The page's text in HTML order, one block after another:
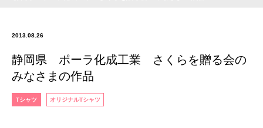
2013.08.26
静岡県 ポーラ化成工業 さくらを贈る会の
みなさまの作品
Tシャツ オリジナルTシャツ